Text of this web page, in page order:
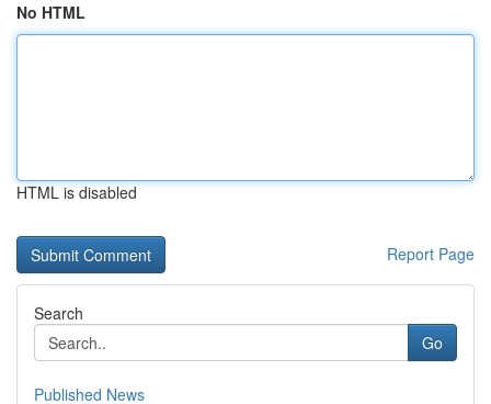
No HTML
HTML is disabled
Report Page
Search
Go
Published News